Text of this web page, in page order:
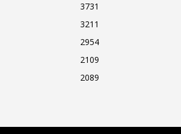
3731
3211
2954
2109
2089